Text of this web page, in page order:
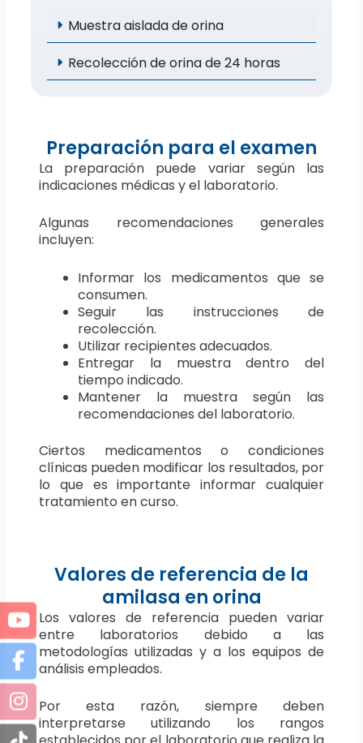
Muestra aislada de orina
Recolección de orina de 24 horas
Preparación para el examen
La preparación puede variar según las
indicaciones médicas y el laboratorio.
Algunas recomendaciones generales
incluyen:
Informar los medicamentos que se
consumen.
Seguir las instrucciones de
recolección.
Utilizar recipientes adecuados.
Entregar la muestra dentro del
tiempo indicado.
Mantener la muestra según las
recomendaciones del laboratorio.
Ciertos medicamentos o condiciones
clínicas pueden modificar los resultados, por
lo que es importante informar cualquier
tratamiento en curso.
Valores de referencia de la
amilasa en orina
Los valores de referencia pueden variar
entre laboratorios debido a las
metodologías utilizadas y a los equipos de
análisis empleados.
Por esta razón, siempre deben
interpretarse utilizando los rangos